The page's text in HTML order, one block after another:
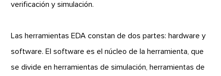
verificación y simulación.
Las herramientas EDA constan de dos partes: hardware y
software. El software es el núcleo de la herramienta, que
se divide en herramientas de simulación, herramientas de